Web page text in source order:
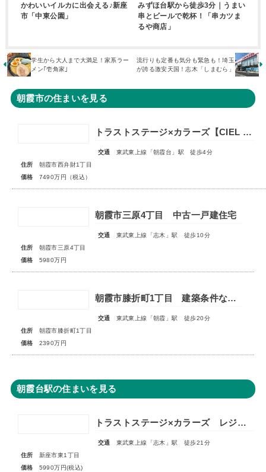
かわいいイルカに出会える♪新座
市「中東公園」
みずほ台駅から徒歩3分｜うまい
串とビールで乾杯！「串カツま
るや商店」
学生から大人まで大満足！家系ラー
メン｢壱角家｣
流行りも定番も気分も緊急も！埼玉
が誇る激安天国！志木「しまむら」
朝霞市の住まいを見る
トラストステージ×カラーズ【CIEL VILLA】朝霞市西弁財1丁目2期 ★限定1棟 販売開始★
交通
東武東上線「朝霞台」駅 徒歩4分
住所
朝霞市西弁財1丁目
価格
7490万円（税込）
朝霞市三原4丁目 中古一戸建住宅
交通
東武東上線「志木」駅 徒歩10分
住所
朝霞市三原4丁目
価格
5980万円
朝霞市膝折町1丁目 建築条件なし売地 全1区画
交通
東武東上線「朝霞」駅 徒歩20分
住所
朝霞市膝折町1丁目
価格
2390万円
朝霞台駅の住まいを見る
トラストステージ×カラーズ レジデンス新座市東1丁目7期 ◆限定１棟◆
交通
東武東上線「志木」駅 徒歩21分
住所
新座市東1丁目
価格
5990万円(税込)